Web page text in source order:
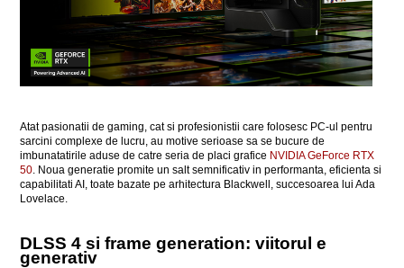
Atat pasionatii de gaming, cat si profesionistii care folosesc PC-ul pentru
sarcini complexe de lucru, au motive serioase sa se bucure de
imbunatatirile aduse de catre seria de placi grafice NVIDIA GeForce RTX
50 . Noua generatie promite un salt semnificativ in performanta, eficienta si
capabilitati AI, toate bazate pe arhitectura Blackwell, succesoarea lui Ada
Lovelace.
DLSS 4 si frame generation: viitorul e
generativ